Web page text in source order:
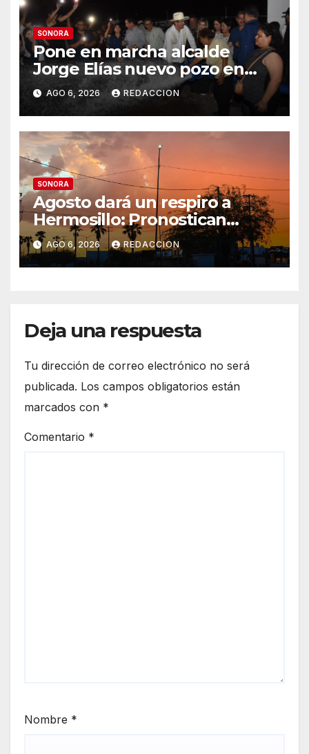
SONORA
Pone en marcha alcalde
Jorge Elías nuevo pozo en
Tierra Blanca, Tesia:
Suministrará 20 litros por
segundo de agua potable
AGO 6, 2026 REDACCION
SONORA
Agosto dará un respiro a
Hermosillo: Pronostican
semana lluviosa y
temperaturas de hasta 34°C
AGO 6, 2026 REDACCION
Deja una respuesta
Tu dirección de correo electrónico no será
publicada. Los campos obligatorios están
marcados con *
Comentario *
Nombre *